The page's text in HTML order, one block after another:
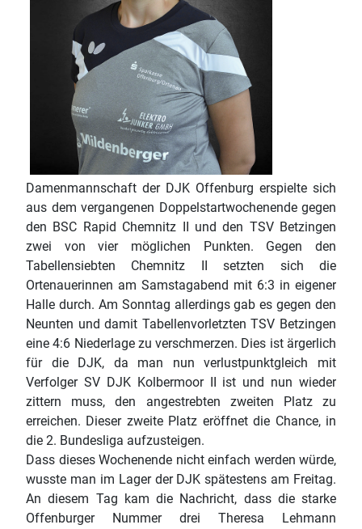
Damenmannschaft der DJK Offenburg erspielte sich
aus dem vergangenen Doppelstartwochenende gegen
den BSC Rapid Chemnitz II und den TSV Betzingen
zwei von vier möglichen Punkten. Gegen den
Tabellensiebten Chemnitz II setzten sich die
Ortenauerinnen am Samstagabend mit 6:3 in eigener
Halle durch. Am Sonntag allerdings gab es gegen den
Neunten und damit Tabellenvorletzten TSV Betzingen
eine 4:6 Niederlage zu verschmerzen. Dies ist ärgerlich
für die DJK, da man nun verlustpunktgleich mit
Verfolger SV DJK Kolbermoor II ist und nun wieder
zittern muss, den angestrebten zweiten Platz zu
erreichen. Dieser zweite Platz eröffnet die Chance, in
die 2. Bundesliga aufzusteigen.
Dass dieses Wochenende nicht einfach werden würde,
wusste man im Lager der DJK spätestens am Freitag.
An diesem Tag kam die Nachricht, dass die starke
Offenburger Nummer drei Theresa Lehmann